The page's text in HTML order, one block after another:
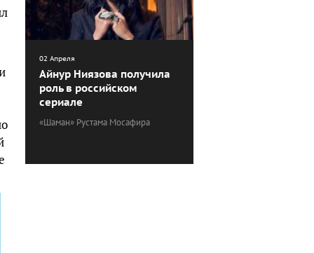
02 Апреля
Айнур Ниязова получила
роль в российском
сериале
«Шаман» Рустама Мосафира